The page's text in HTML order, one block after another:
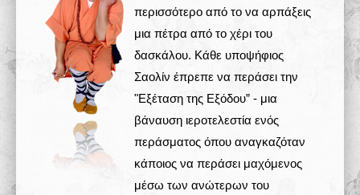
Δραστηριότητες
περισσότερο από το να αρπάξεις
μια πέτρα από το χέρι του
δασκάλου. Κάθε υποψήφιος
Σαολίν έπρεπε να περάσει την
"Εξέταση της Εξόδου” - μια
βάναυση ιεροτελεστία ενός
περάσματος όπου αναγκαζόταν
κάποιος να περάσει μαχόμενος
μέσω των ανώτερων του